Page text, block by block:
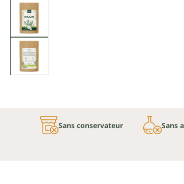
Sans conservateur Sans